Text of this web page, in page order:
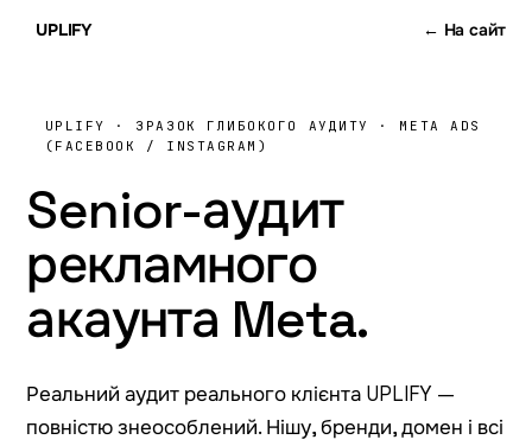
UPLIFY ← На сайт
Реальний (знеособлений) senior-аудит рекламного
UPLIFY · ЗРАЗОК ГЛИБОКОГО АУДИТУ · META ADS
(FACEBOOK / INSTAGRAM)
Senior-аудит
рекламного
акаунта Meta.
Реальний аудит реального клієнта UPLIFY —
повністю знеособлений. Нішу, бренди, домен і всі